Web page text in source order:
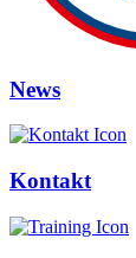
News
Kontakt